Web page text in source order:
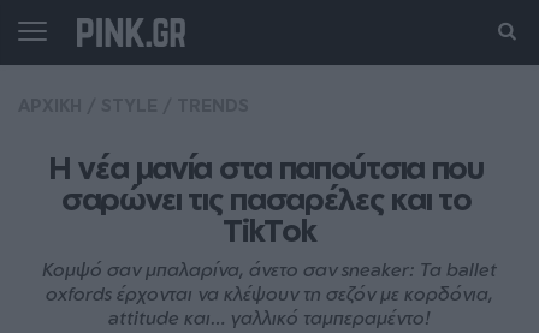
Η νέα μανία στα παπούτσια που
σαρώνει τις πασαρέλες και το
TikTok
Κομψό σαν μπαλαρίνα, άνετο σαν sneaker: Τα ballet
oxfords έρχονται να κλέψουν τη σεζόν με κορδόνια,
attitude και… γαλλικό ταμπεραμέντο!